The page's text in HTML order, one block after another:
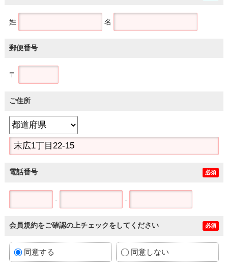
姓 名
郵便番号
〒
ご住所
電話番号 必須
- -
会員規約をご確認の上チェックをしてください 必須
同意する 同意しない